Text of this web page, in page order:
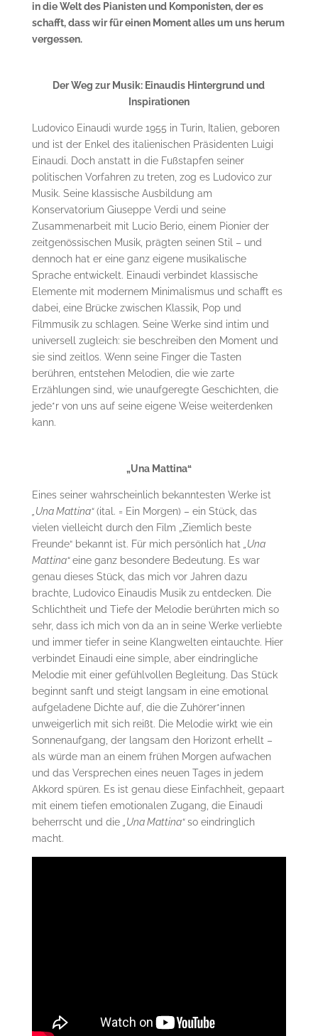
in die Welt des Pianisten und Komponisten, der es
schafft, dass wir für einen Moment alles um uns herum
vergessen.
Der Weg zur Musik: Einaudis Hintergrund und
Inspirationen
Ludovico Einaudi wurde 1955 in Turin, Italien, geboren
und ist der Enkel des italienischen Präsidenten Luigi
Einaudi. Doch anstatt in die Fußstapfen seiner
politischen Vorfahren zu treten, zog es Ludovico zur
Musik. Seine klassische Ausbildung am
Konservatorium Giuseppe Verdi und seine
Zusammenarbeit mit Lucio Berio, einem Pionier der
zeitgenössischen Musik, prägten seinen Stil – und
dennoch hat er eine ganz eigene musikalische
Sprache entwickelt. Einaudi verbindet klassische
Elemente mit modernem Minimalismus und schafft es
dabei, eine Brücke zwischen Klassik, Pop und
Filmmusik zu schlagen. Seine Werke sind intim und
universell zugleich: sie beschreiben den Moment und
sie sind zeitlos. Wenn seine Finger die Tasten
berühren, entstehen Melodien, die wie zarte
Erzählungen sind, wie unaufgeregte Geschichten, die
jede*r von uns auf seine eigene Weise weiterdenken
kann.
„Una Mattina“
Eines seiner wahrscheinlich bekanntesten Werke ist
„Una Mattina“(ital. = Ein Morgen) – ein Stück, das
vielen vielleicht durch den Film „Ziemlich beste
Freunde“ bekannt ist. Für mich persönlich hat „Una
Mattina“eine ganz besondere Bedeutung. Es war
genau dieses Stück, das mich vor Jahren dazu
brachte, Ludovico Einaudis Musik zu entdecken. Die
Schlichtheit und Tiefe der Melodie berührten mich so
sehr, dass ich mich von da an in seine Werke verliebte
und immer tiefer in seine Klangwelten eintauchte. Hier
verbindet Einaudi eine simple, aber eindringliche
Melodie mit einer gefühlvollen Begleitung. Das Stück
beginnt sanft und steigt langsam in eine emotional
aufgeladene Dichte auf, die die Zuhörer*innen
unweigerlich mit sich reißt. Die Melodie wirkt wie ein
Sonnenaufgang, der langsam den Horizont erhellt –
als würde man an einem frühen Morgen aufwachen
und das Versprechen eines neuen Tages in jedem
Akkord spüren. Es ist genau diese Einfachheit, gepaart
mit einem tiefen emotionalen Zugang, die Einaudi
beherrscht und die „Una Mattina“so eindringlich
macht.